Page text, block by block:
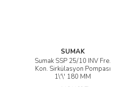
SUMAK
Sumak SSP 25/10 INV Fre.
Kon. Sirkülasyon Pompası
1\'\' 180 MM